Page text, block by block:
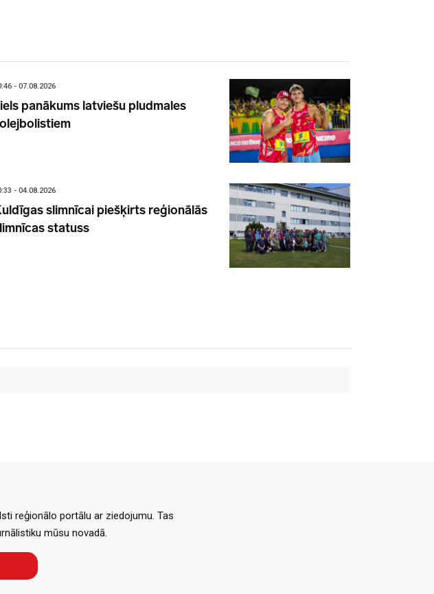
- 07.08.2026
panākums latviešu pludmales
- 04.08.2026
slimnīcai piešķirts reģionālās
statuss
reģionālo portālu ar ziedojumu. Tas
mūsu novadā.